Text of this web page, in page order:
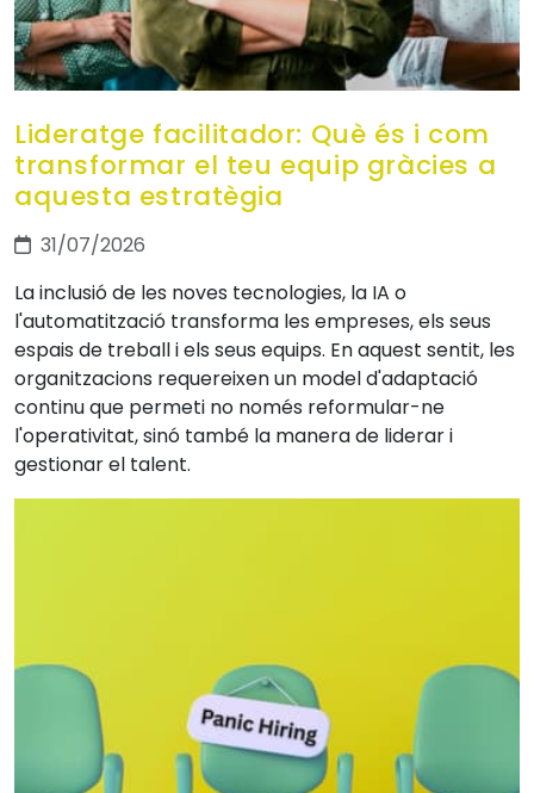
Lideratge facilitador: Què és i com
transformar el teu equip gràcies a
aquesta estratègia
31/07/2026
La inclusió de les noves tecnologies, la IA o
l'automatització transforma les empreses, els seus
espais de treball i els seus equips. En aquest sentit, les
organitzacions requereixen un model d'adaptació
continu que permeti no només reformular-ne
l'operativitat, sinó també la manera de liderar i
gestionar el talent.